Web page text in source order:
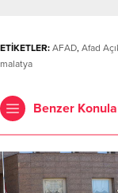
ETİKETLER: AFAD, Afad
malatya
Benzer